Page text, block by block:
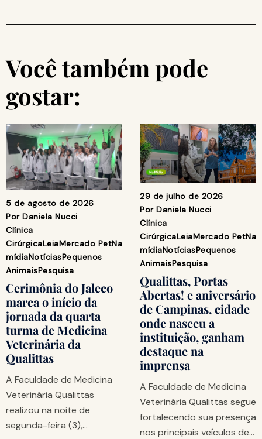
Você também pode
gostar:
5 de agosto de 2026
Por Daniela Nucci
Clínica
CirúrgicaLeiaMercado PetNa
mídiaNotíciasPequenos
AnimaisPesquisa
Cerimônia do Jaleco
marca o início da
jornada da quarta
turma de Medicina
Veterinária da
Qualittas
A Faculdade de Medicina
Veterinária Qualittas
realizou na noite de
segunda-feira (3),…
29 de julho de 2026
Por Daniela Nucci
Clínica
CirúrgicaLeiaMercado PetNa
mídiaNotíciasPequenos
AnimaisPesquisa
Qualittas, Portas
Abertas! e aniversário
de Campinas, cidade
onde nasceu a
instituição, ganham
destaque na
imprensa
A Faculdade de Medicina
Veterinária Qualittas segue
fortalecendo sua presença
nos principais veículos de…